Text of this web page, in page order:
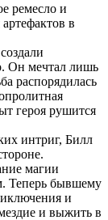
ремесло и
в
Он мечтал лишь
распорядилась
героя рушится
интриг, Билл
магии
Теперь бывшему
и
и выжить в